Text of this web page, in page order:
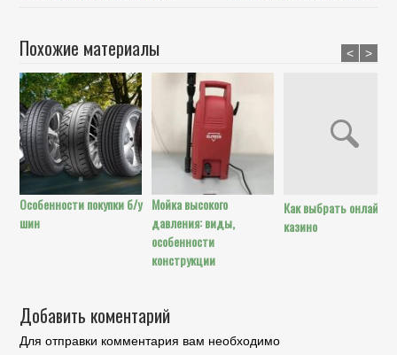
Похожие материалы
Особенности покупки б/у
шин
Мойка высокого
давления: виды,
особенности
конструкции
Как выбрать онлайн
казино
< >
Добавить коментарий
Для отправки комментария вам необходимо